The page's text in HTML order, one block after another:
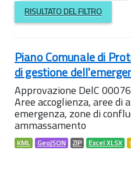
RISULTATO DEL FILTRO
Piano Comunale di
di gestione
Approvazione DelC
Aree accoglienza, aree di
emergenza, zone di
ammassamento
KML GeoJSON ZIP Excel XLSX